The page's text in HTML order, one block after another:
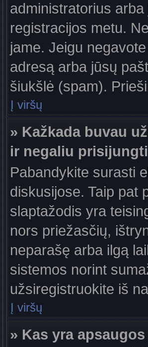
administratorius
registracijos metu.
jame. Jeigu
adresą arba jūsų
šiukšlė (spam).
Į viršų
» Kažkada buvau
ir negaliu
Pabandykite surasti
diskusijose. Taip pat
slaptažodis yra
nors priežasčių,
neparašę arba ilgą
sistemos norint
užsiregistruokite iš
Į viršų
» Kas yra